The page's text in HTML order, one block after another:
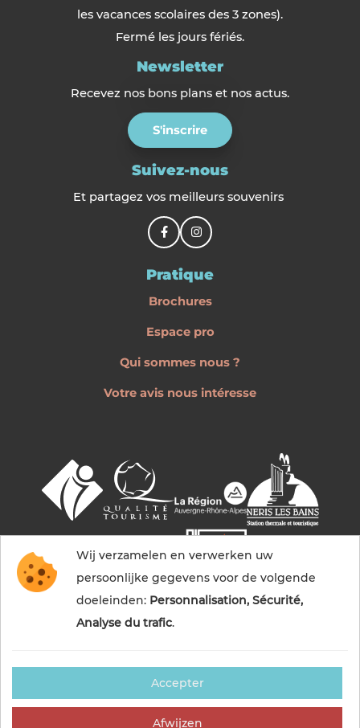
les vacances scolaires des 3 zones).
Fermé les jours fériés.
Newsletter
Recevez nos bons plans et nos actus.
S'inscrire
Suivez-nous
Et partagez vos meilleurs souvenirs
Pratique
Brochures
Espace pro
Qui sommes nous ?
Votre avis nous intéresse
© 2026 Commentry, Montmarault, Néris-les-bains
tourisme — Alle rechten voorbehouden
Wij verzamelen en verwerken uw
persoonlijke gegevens voor de volgende
doeleinden: Personnalisation, Sécurité,
Analyse du trafic.
Accepter
Afwijzen